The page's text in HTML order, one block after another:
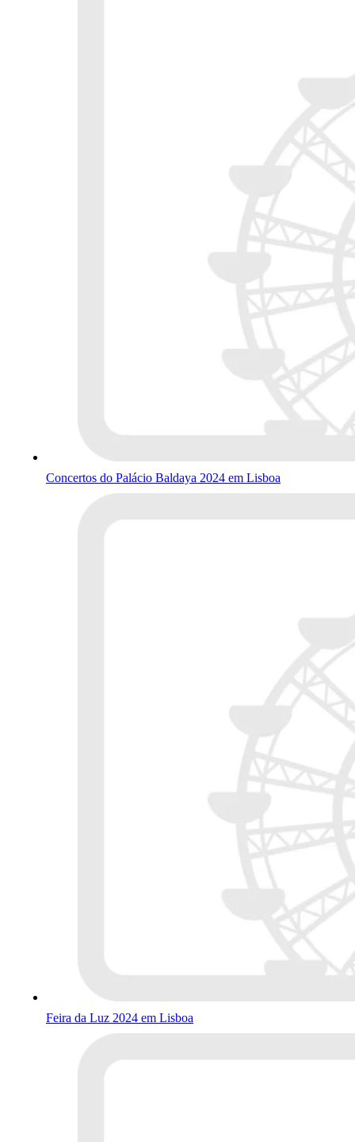
Concertos do Palácio Baldaya 2024 em Lisboa
Feira da Luz 2024 em Lisboa